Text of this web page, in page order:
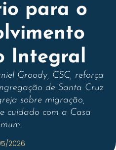
para o
Integral
Groody, CSC, reforça
de Santa Cruz
sobre migração,
cuidado com a Casa
2026